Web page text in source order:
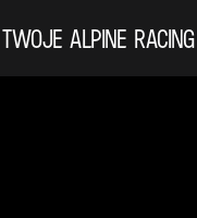
TWOJE ALPINE RACING